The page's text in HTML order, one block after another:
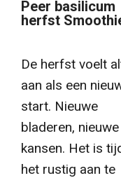
Peer basilicum
herfst
De herfst voelt
aan als een
start. Nieuwe
bladeren, nieuwe
kansen. Het is
het rustig aan te